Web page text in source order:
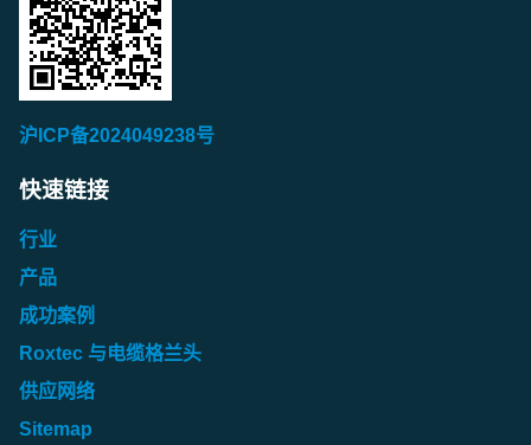
沪ICP备2024049238号
快速链接
行业
产品
成功案例
Roxtec 与电缆格兰头
供应网络
Sitemap